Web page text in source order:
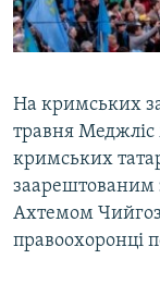
УКРАЇНСЬКА
ІНФОГРАФІКА
ДОЛУЧАЙСЯ!
Усі сайти RFE/
На кримських
травня Меджліс
кримських
заарештованим
Ахтемом
правоохоронці